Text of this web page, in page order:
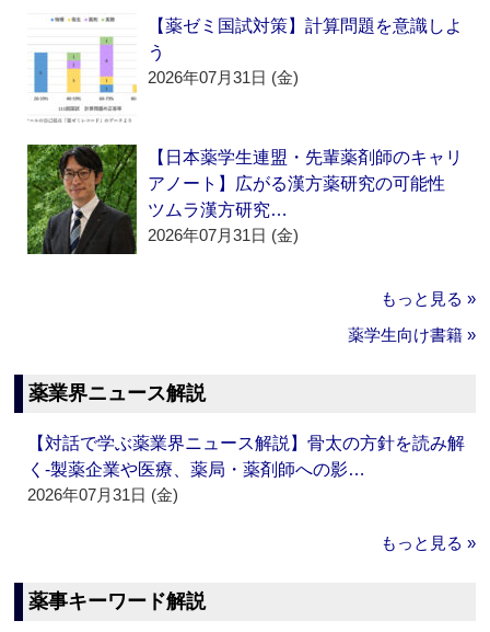
【薬ゼミ国試対策】計算問題を意識しよ
う
2026年07月31日 (金)
【日本薬学生連盟・先輩薬剤師のキャリ
アノート】広がる漢方薬研究の可能性
ツムラ漢方研究…
2026年07月31日 (金)
もっと見る »
薬学生向け書籍 »
薬業界ニュース解説
【対話で学ぶ薬業界ニュース解説】骨太の方針を読み解
く‐製薬企業や医療、薬局・薬剤師への影…
2026年07月31日 (金)
もっと見る »
薬事キーワード解説